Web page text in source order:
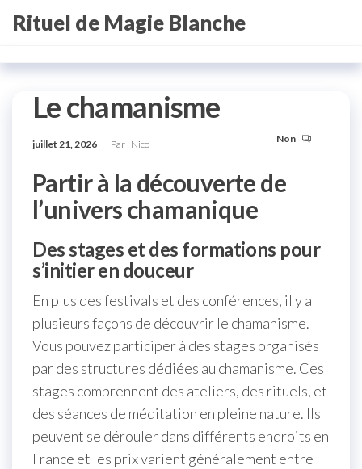
AllerRituel de Magie Blanche
Le chamanisme
juillet 21, 2026 Par Nico Non
Partir à la découverte de
l’univers chamanique
Des stages et des formations pour
s’initier en douceur
En plus des festivals et des conférences, il y a
plusieurs façons de découvrir le chamanisme.
Vous pouvez participer à des stages organisés
par des structures dédiées au chamanisme. Ces
stages comprennent des ateliers, des rituels, et
des séances de méditation en pleine nature. Ils
peuvent se dérouler dans différents endroits en
France et les prix varient généralement entre